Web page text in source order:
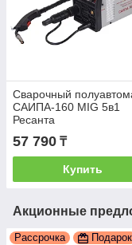
Сварочный
САИПА-160 MIG 5в1
Ресанта
57 790 ₸
Купить
Акционные
Рассрочка Подарок